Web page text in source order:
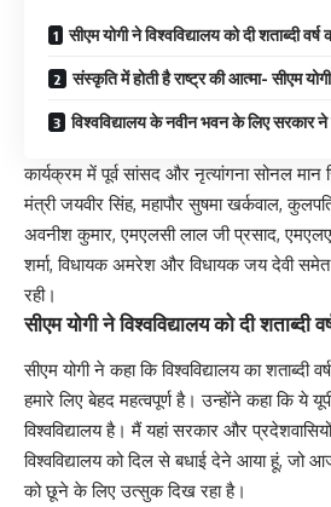
सीएम योगी ने विश्वविद्यालय को दी शताब्दी वर्ष
संस्कृति में होती है राष्ट्र की आत्मा- सीएम योगी
विश्वविद्यालय के नवीन भवन के लिए सरकार
कार्यक्रम में पूर्व सांसद और नृत्यांगना सोनल
मंत्री जयवीर सिंह, महापौर सुषमा खर्कवाल,
अवनीश कुमार, एमएलसी लाल जी प्रसाद,
शर्मा, विधायक अमरेश और विधायक जय देवी
रही।
सीएम योगी ने विश्वविद्यालय को दी शताब्दी
सीएम योगी ने कहा कि विश्वविद्यालय का शताब्दी
हमारे लिए बेहद महत्वपूर्ण है। उन्होंने कहा कि ये
विश्वविद्यालय है। मैं यहां सरकार और
विश्वविद्यालय को दिल से बधाई देने आया हूं, जो
को छूने के लिए उत्सुक दिख रहा है।